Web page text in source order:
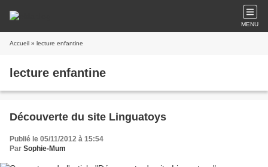
MENU
Accueil » lecture enfantine
lecture enfantine
Découverte du site Linguatoys
Publié le 05/11/2012 à 15:54
Par Sophie-Mum